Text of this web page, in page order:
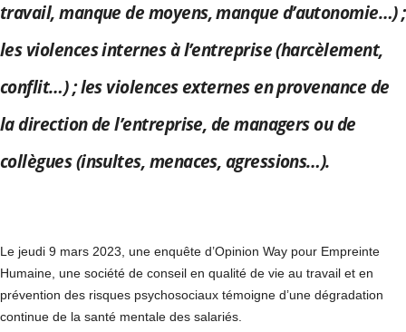
travail, manque de moyens, manque d’autonomie…) ;
les violences internes à l’entreprise (harcèlement,
conflit…) ; les violences externes en provenance de
la direction de l’entreprise, de managers ou de
collègues (insultes, menaces, agressions…).
Le jeudi 9 mars 2023, une enquête d’Opinion Way pour Empreinte
Humaine, une société de conseil en qualité de vie au travail et en
prévention des risques psychosociaux témoigne d’une dégradation
continue de la santé mentale des salariés.